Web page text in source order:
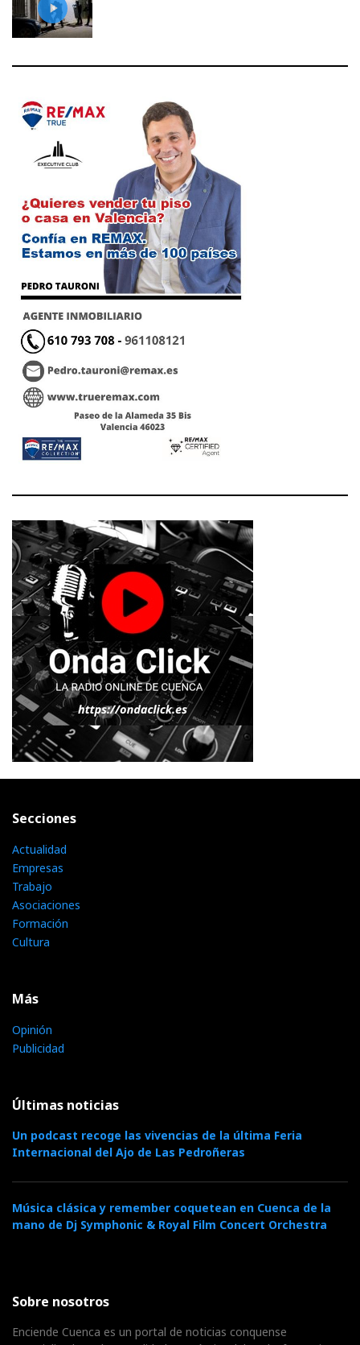
Secciones
Actualidad
Empresas
Trabajo
Asociaciones
Formación
Cultura
Más
Opinión
Publicidad
Últimas noticias
Un podcast recoge las vivencias de la última Feria
Internacional del Ajo de Las Pedroñeras
Música clásica y remember coquetean en Cuenca de la
mano de Dj Symphonic & Royal Film Concert Orchestra
Sobre nosotros
Enciende Cuenca es un portal de noticias conquense